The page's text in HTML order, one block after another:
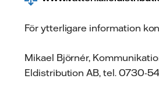
För ytterligare information
Mikael Björnér,
Eldistribution AB, tel. 0730-